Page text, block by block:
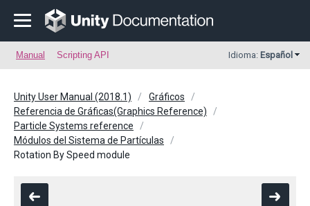
Manual Scripting API Idioma: Español
Unity User Manual (2018.1)
Gráficos
Referencia de Gráficas(Graphics Reference)
Particle Systems reference
Módulos del Sistema de Partículas
Rotation By Speed module